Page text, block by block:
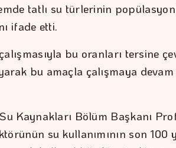
tatlı su türlerinin
ifade etti.
bu oranları tersine
bu amaçla çalışmaya
Kaynakları Bölüm Başkanı
su kullanımının son 100